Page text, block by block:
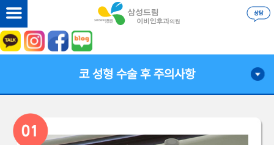
코 성형 수술 후 주의사항